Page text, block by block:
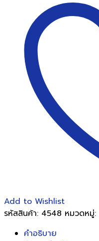
สำหรับ
Add to Wishlist
รหัสสินค้า: 4548 หมวดหมู่:
คำอธิบาย